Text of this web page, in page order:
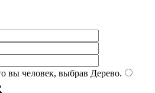
вы человек, выбрав Дерево.